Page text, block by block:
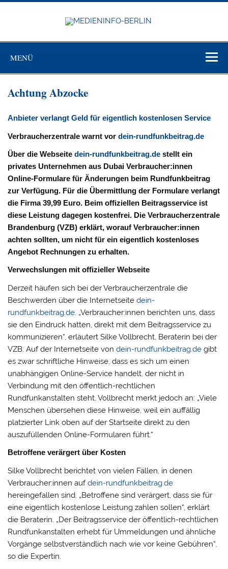
Zum
MENÜ
Achtung Abzocke
Anbieter verlangt Geld für eigentlich kostenlosen Service
Verbraucherzentrale warnt vordein-rundfunkbeitrag.de
Über die Webseitedein-rundfunkbeitrag.de stellt ein
privates Unternehmen aus Dubai Verbraucher:innen
Online-Formulare für Änderungen beim Rundfunkbeitrag
zur Verfügung. Für die Übermittlung der Formulare verlangt
die Firma 39,99 Euro. Beim offiziellen Beitragsservice ist
diese Leistung dagegen kostenfrei. Die Verbraucherzentrale
Brandenburg (VZB) erklärt, worauf Verbraucher:innen
achten sollten, um nicht für ein eigentlich kostenloses
Angebot Rechnungen zu erhalten.
Verwechslungen mit offizieller Webseite
Derzeit häufen sich bei der Verbraucherzentrale die
Beschwerden über die Internetseitedein-
rundfunkbeitrag.de. „Verbraucher:innen berichten uns, dass
sie den Eindruck hatten, direkt mit dem Beitragsservice zu
kommunizieren“, erläutert Silke Vollbrecht, Beraterin bei der
VZB. Auf der Internetseite vondein-rundfunkbeitrag.de gibt
es zwar schriftliche Hinweise, dass es sich um einen
unabhängigen Online-Service handelt, der nicht in
Verbindung mit den öffentlich-rechtlichen
Rundfunkanstalten steht. Vollbrecht merkt jedoch an: „Viele
Menschen übersehen diese Hinweise, weil ein auffällig
platzierter Link oben auf der Startseite direkt zu den
auszufüllenden Online-Formularen führt.“
Betroffene verärgert über Kosten
Silke Vollbrecht berichtet von vielen Fällen, in denen
Verbraucher:innen aufdein-rundfunkbeitrag.de
hereingefallen sind. „Betroffene sind verärgert, dass sie für
eine eigentlich kostenlose Leistung zahlen sollen“, erklärt
die Beraterin. „Der Beitragsservice der öffentlich-rechtlichen
Rundfunkanstalten erhebt für Ummeldungen und ähnliche
Vorgänge selbstverständlich nach wie vor keine Gebühren“,
so die Expertin.